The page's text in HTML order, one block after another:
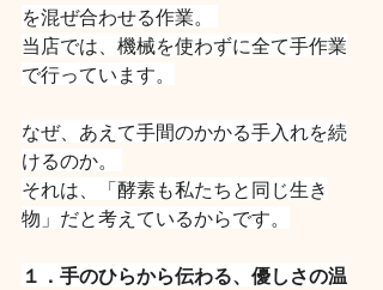
を混ぜ合わせる作業。
当店では、機械を使わずに全て手作業
で行っています。
なぜ、あえて手間のかかる手入れを続
けるのか。
それは、「酵素も私たちと同じ生き
物」だと考えているからです。
１．手のひらから伝わる、優しさの温